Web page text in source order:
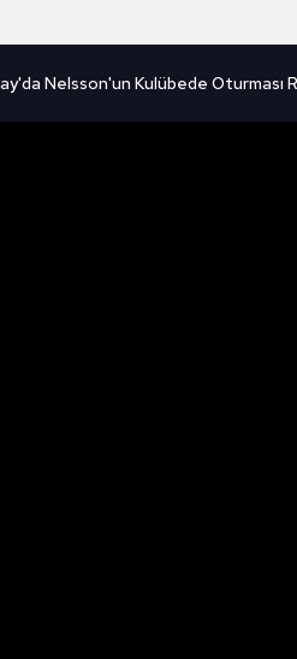
Nelsson'un Kulübede Oturması